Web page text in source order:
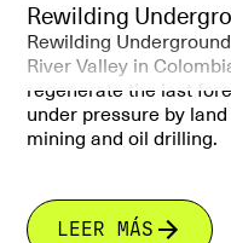
Rewilding
Rewilding
River Valley in
regenerate the last
under pressure by
mining and oil drilling.
LEER MÁS